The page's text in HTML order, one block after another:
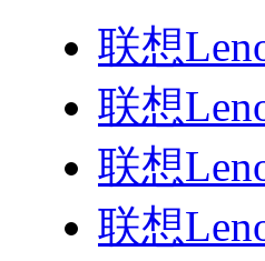
联想
联想
联想
联想